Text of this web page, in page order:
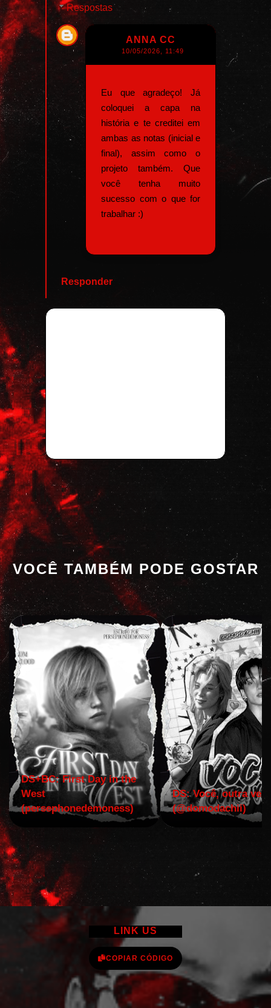
Respostas
ANNA CC
10/05/2026, 11:49
Eu que agradeço! Já
coloquei a capa na
história e te creditei em
ambas as notas (inicial e
final), assim como o
projeto também. Que
você tenha muito
sucesso com o que for
trabalhar :)
Responder
VOCÊ TAMBÉM PODE GOSTAR
DS+BC: First Day in the
West
(persephonedemoness)
DS: Você, outra vez!
(@domodachii)
LINK US
COPIAR CÓDIGO